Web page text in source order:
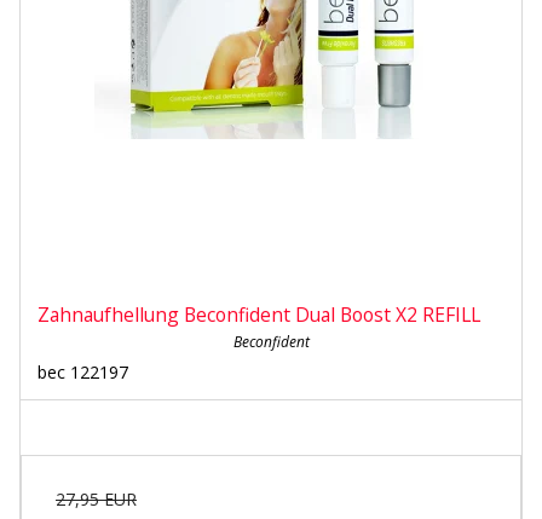
Zahnaufhellung Beconfident Dual Boost X2 REFILL
Beconfident
bec 122197
27,95 EUR